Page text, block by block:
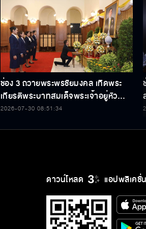
ช่อง 3 ถวายพระพรชัยมงคล เทิดพระ
เกียรติพระบาทสมเด็จพระเจ้าอยู่หัว
เนื่องในโอกาสวันเฉลิมพระชนมพรรษา
2026-07-30 08:51:34
ดาวน์โหลด แอปพลิเคชั่น